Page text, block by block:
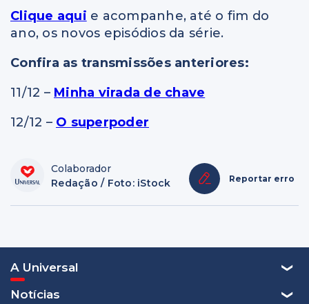
Clique aqui e acompanhe, até o fim do
ano, os novos episódios da série.
Confira as transmissões anteriores:
11/12 – Minha virada de chave
12/12 – O superpoder
Colaborador
Redação / Foto: iStock
Reportar erro
A Universal
Notícias